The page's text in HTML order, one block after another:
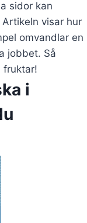
sidor kan
visar hur
omvandlar en
jobbet. Så
fruktar!
i